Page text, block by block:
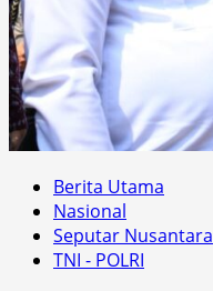
Berita Utama
Nasional
Seputar Nusantara
TNI - POLRI